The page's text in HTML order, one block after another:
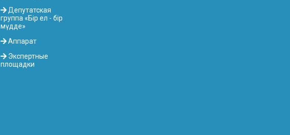
Депутатская
группа «Бір ел - бір
мүдде»
Аппарат
Экспертные
площадки